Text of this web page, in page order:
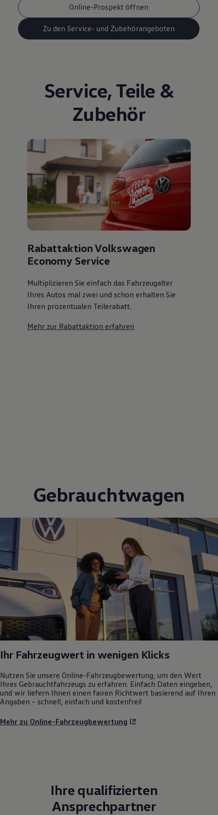
Online-Prospekt öffnen
Zu den Service- und Zubehörangeboten
Service, Teile &
Zubehör
Rabattaktion Volkswagen
Economy Service
Multiplizieren Sie einfach das Fahrzeugalter
Ihres Autos mal zwei und schon erhalten Sie
Ihren prozentualen Teilerabatt.
Mehr zur Rabattaktion erfahren
Gebrauchtwagen
Ihr Fahrzeugwert in wenigen Klicks
Nutzen Sie unsere Online-Fahrzeugbewertung, um den Wert
Ihres Gebrauchtfahrzeugs zu erfahren. Einfach Daten eingeben,
und wir liefern Ihnen einen fairen Richtwert basierend auf Ihren
Angaben – schnell, einfach und kostenfrei!
Mehr zu Online-Fahrzeugbewertung
Ihre qualifizierten
Ansprechpartner